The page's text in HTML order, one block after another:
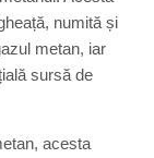
numită și
metan, iar
sursă de
acesta